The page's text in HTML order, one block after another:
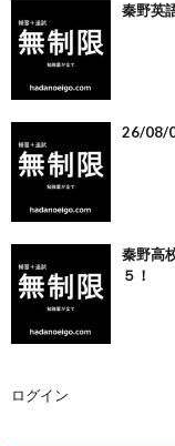
秦野英
26/08/
秦野高
５！
ログイン